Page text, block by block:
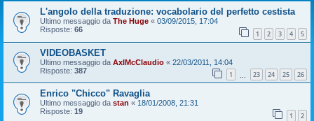
L'angolo della traduzione: vocabolario del perfetto cestista
Ultimo messaggio da The Huge « 03/09/2015, 17:04
Risposte: 66 1 2 3 4 5
VIDEOBASKET
Ultimo messaggio da AxlMcClaudio « 22/03/2011, 14:04
Risposte: 387 1 23 24 25 26
Enrico "Chicco" Ravaglia
Ultimo messaggio da stan « 18/01/2008, 21:31
Risposte: 19 1 2